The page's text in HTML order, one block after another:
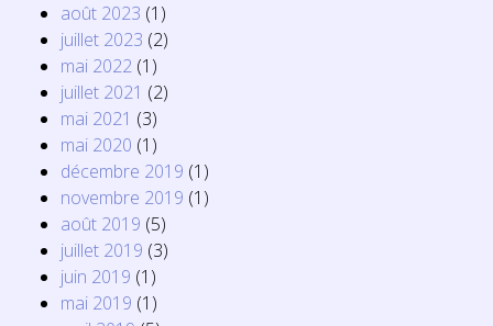
août 2023 (1)
juillet 2023 (2)
mai 2022 (1)
juillet 2021 (2)
mai 2021 (3)
mai 2020 (1)
décembre 2019 (1)
novembre 2019 (1)
août 2019 (5)
juillet 2019 (3)
juin 2019 (1)
mai 2019 (1)